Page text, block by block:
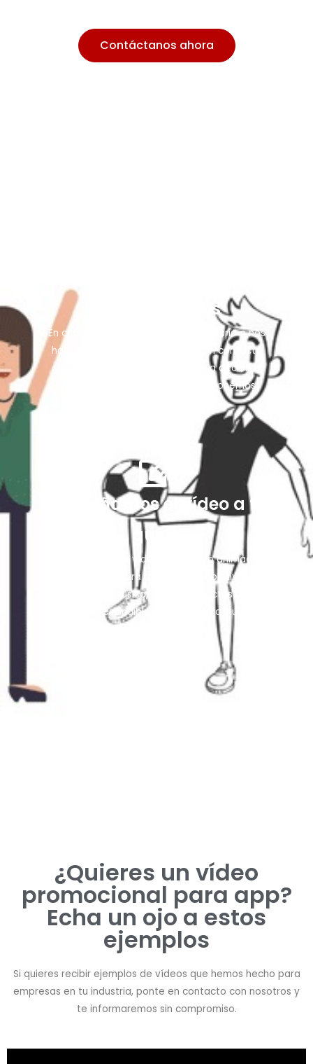
Contáctanos ahora
1. Contáctanos
En cuanto hayas rellenado el formulario o nos
hayas llamado, nos pondremos en contacto
contigo en menos de 2 horas para decidir el
guión junto con tu aprobación y ponernos
2. Diseñamos el vídeo a tu
gusto
Diseñaremos tu vídeo explicativo animado
personalizado para alcanzar tus objetivos de
negocio. Con música, locución, efectos y todo
lo imprescindible para enamorar tus
potenciales clientes.
¿Quieres un vídeo
promocional para app?
Echa un ojo a estos
ejemplos
Si quieres recibir ejemplos de vídeos que hemos hecho para
empresas en tu industria, ponte en contacto con nosotros y
te informaremos sin compromiso.